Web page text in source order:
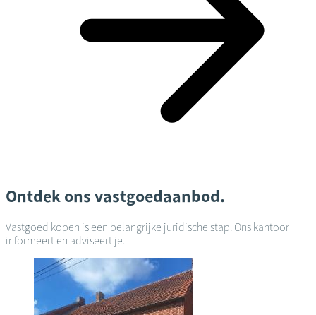
Ontdek ons vastgoedaanbod.
Vastgoed kopen is een belangrijke juridische stap. Ons kantoor
informeert en adviseert je.